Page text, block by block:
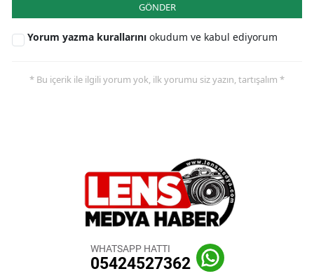
GÖNDER
Yorum yazma kurallarını okudum ve kabul ediyorum
* Bu içerik ile ilgili yorum yok, ilk yorumu siz yazın, tartışalım *
WHATSAPP HATTI
05424527362